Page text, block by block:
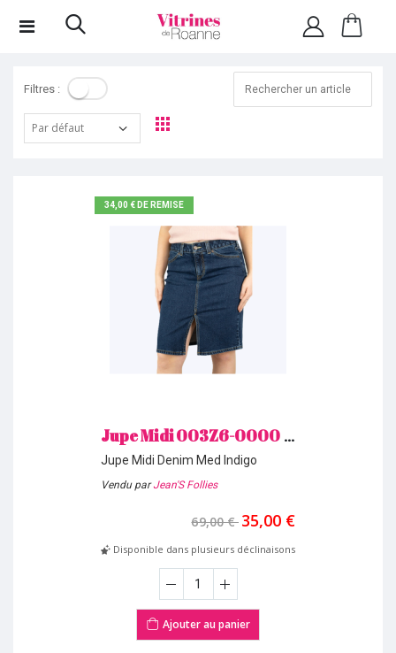
Filtres :
34,00 € DE REMISE
Jupe Midi 003Z6-0000 Denim Med Indigo Levi's *
Jupe Midi Denim Med Indigo
Vendu parJean'S Follies
69,00 € 35,00 €
Disponible dans plusieurs déclinaisons
Ajouter au panier